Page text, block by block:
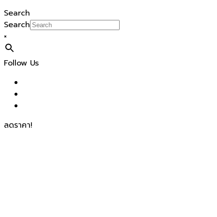
Search
Search
×
Follow Us
ลดราคา!